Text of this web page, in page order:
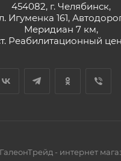
454082, г. Челябинск,
Игуменка 161,
Меридиан 7 км,
Реабилитационный
- интернет